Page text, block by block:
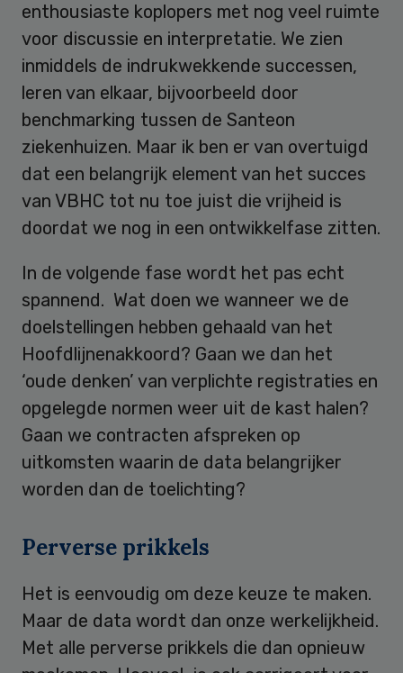
enthousiaste koplopers met nog veel ruimte
voor discussie en interpretatie. We zien
inmiddels de indrukwekkende successen,
leren van elkaar, bijvoorbeeld door
benchmarking tussen de Santeon
ziekenhuizen. Maar ik ben er van overtuigd
dat een belangrijk element van het succes
van VBHC tot nu toe juist die vrijheid is
doordat we nog in een ontwikkelfase zitten.
In de volgende fase wordt het pas echt
spannend. Wat doen we wanneer we de
doelstellingen hebben gehaald van het
Hoofdlijnenakkoord? Gaan we dan het
‘oude denken’ van verplichte registraties en
opgelegde normen weer uit de kast halen?
Gaan we contracten afspreken op
uitkomsten waarin de data belangrijker
worden dan de toelichting?
Perverse prikkels
Het is eenvoudig om deze keuze te maken.
Maar de data wordt dan onze werkelijkheid.
Met alle perverse prikkels die dan opnieuw